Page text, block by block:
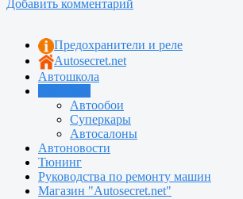
Добавить комментарий
Предохранители и реле
Autosecret.net
Автошкола
Автообои
Суперкары
Автосалоны
Автоновости
Тюнинг
Руководства по ремонту машин
Магазин "Autosecret.net"